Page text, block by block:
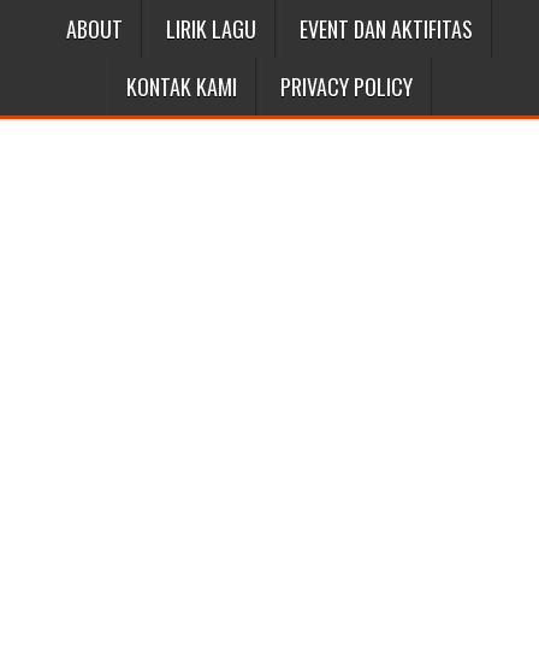
ABOUT LIRIK LAGU
EVENT DAN AKTIFITAS
KONTAK KAMI
PRIVACY POLICY